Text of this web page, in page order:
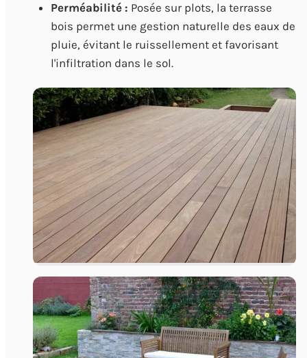
Perméabilité : Posée sur plots, la terrasse
bois permet une gestion naturelle des eaux de
pluie, évitant le ruissellement et favorisant
l'infiltration dans le sol.